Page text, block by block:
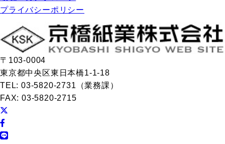
プライバシーポリシー
〒103-0004
東京都中央区東日本橋1-1-18
TEL: 03-5820-2731（業務課）
FAX: 03-5820-2715